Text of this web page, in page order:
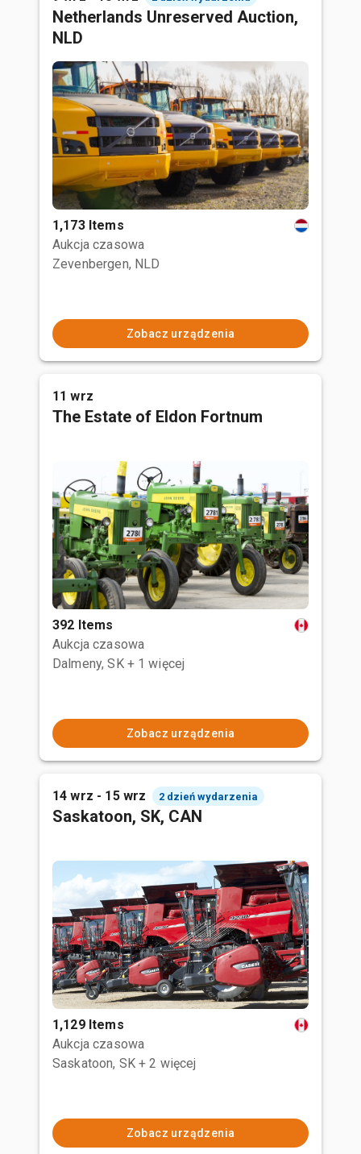
Netherlands Unreserved Auction,
NLD
1,173 Items
Aukcja czasowa
Zevenbergen, NLD
Zobacz urządzenia
11 wrz
The Estate of Eldon Fortnum
392 Items
Aukcja czasowa
Dalmeny, SK + 1 więcej
Zobacz urządzenia
14 wrz - 15 wrz 2 dzień wydarzenia
Saskatoon, SK, CAN
1,129 Items
Aukcja czasowa
Saskatoon, SK + 2 więcej
Zobacz urządzenia